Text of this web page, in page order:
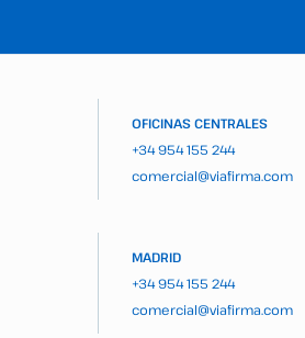
OFICINAS CENTRALES
+34 954 155 244
comercial@viafirma.com
MADRID
+34 954 155 244
comercial@viafirma.com